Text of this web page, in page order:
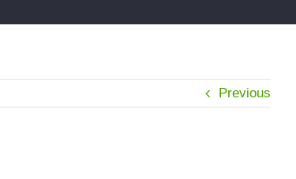
Previous